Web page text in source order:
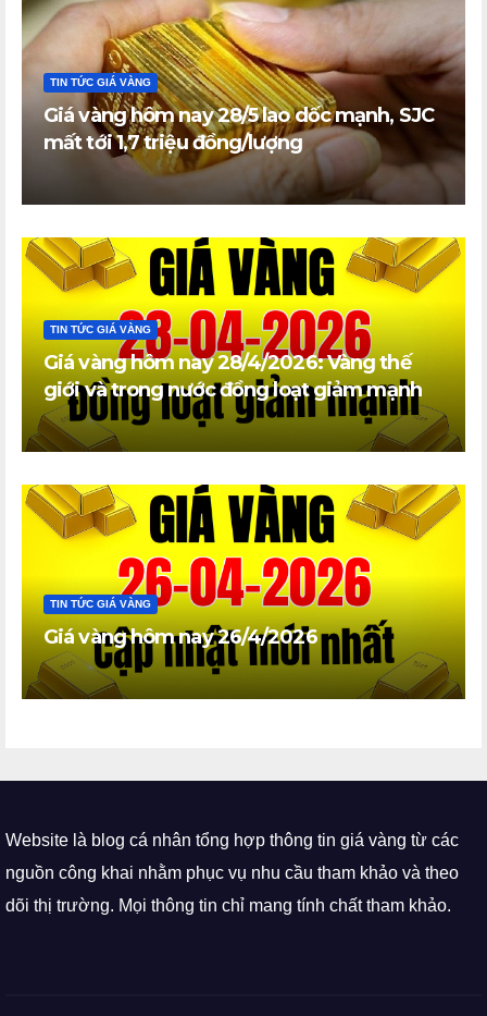
TIN TỨC GIÁ VÀNG
Giá vàng hôm nay 28/5 lao dốc mạnh, SJC
mất tới 1,7 triệu đồng/lượng
TIN TỨC GIÁ VÀNG
Giá vàng hôm nay 28/4/2026: Vàng thế
giới và trong nước đồng loạt giảm mạnh
TIN TỨC GIÁ VÀNG
Giá vàng hôm nay 26/4/2026
Website là blog cá nhân tổng hợp thông tin giá vàng từ các
nguồn công khai nhằm phục vụ nhu cầu tham khảo và theo
dõi thị trường. Mọi thông tin chỉ mang tính chất tham khảo.